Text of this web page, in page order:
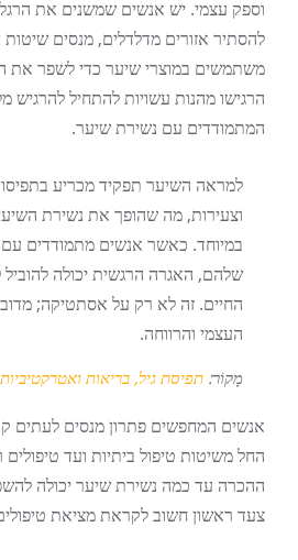
וספק עצמי. יש אנשים שמשנים את
להסתיר אזורים מדלדלים, מנסים
משתמשים במוצרי שיער כדי לשפר את
הרגישו מהנות עשויות להתחיל להרגיש
המתמודדים עם נשירת שיער.
למראה השיער תפקיד מכריע
וצעירות, מה שהופך את נשירת
במיוחד. כאשר אנשים מתמודדים עם
שלהם, האגרה הרגשית יכולה להוביל
החיים. זה לא רק על אסתטיקה;
העצמי והרווחה.
מָקוֹר: תפיסת גיל, בריאות
אנשים המחפשים פתרון מנסים לעתים
החל משיטות טיפול ביתיות ועד טיפולים
ההכרה עד כמה נשירת שיער יכולה
צעד ראשון חשוב לקראת מציאת